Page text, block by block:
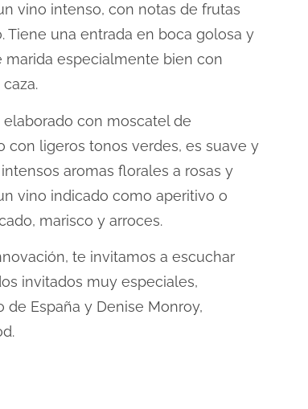
vino intenso, con notas de frutas
Tiene una entrada en boca golosa y
marida especialmente bien con
con moscatel de
con ligeros tonos verdes, es suave y
aromas florales a rosas y
vino indicado como aperitivo o
marisco y arroces.
te invitamos a escuchar
invitados muy especiales,
de España y Denise Monroy,